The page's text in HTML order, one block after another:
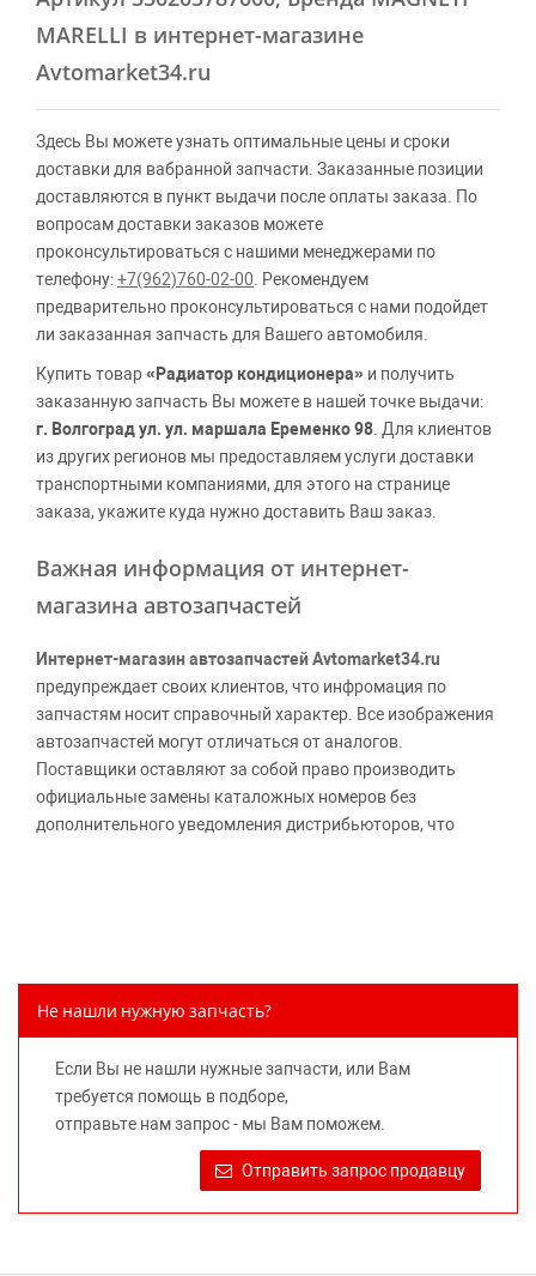
MARELLI в интернет-магазине
Avtomarket34.ru
Здесь Вы можете узнать оптимальные цены и сроки
доставки для вабранной запчасти. Заказанные позиции
доставляются в пункт выдачи после оплаты заказа. По
вопросам доставки заказов можете
проконсультироваться с нашими менеджерами по
телефону:+7(962)760-02-00 . Рекомендуем
предварительно проконсультироваться с нами подойдет
ли заказанная запчасть для Вашего автомобиля.
Купить товар«Радиатор кондиционера» и получить
заказанную запчасть Вы можете в нашей точке выдачи:
г. Волгоград ул. ул. маршала Еременко 98 . Для клиентов
из других регионов мы предоставляем услуги доставки
транспортными компаниями, для этого на странице
заказа, укажите куда нужно доставить Ваш заказ.
Важная информация от интернет-
магазина автозапчастей
Интернет-магазин автозапчастей Avtomarket34.ru
предупреждает своих клиентов, что инфромация по
запчастям носит справочный характер. Все изображения
автозапчастей могут отличаться от аналогов.
Поставщики оставляют за собой право производить
официальные замены каталожных номеров без
дополнительного уведомления дистрибьюторов, что
потребительские свойства товара. Данная информация
автомобилей и их производителей, не нарушает права
правообладателей указанных товарных знаков.
Требование предоставлять покупателю необходимую и
достоверную информацию о товаре, предлагаемом к
продаже, обеспечивающую возможность их правильного
Не нашли нужную запчасть?
Если Вы не нашли нужные запчасти, или Вам
требуется помощь в подборе,
отправьте нам запрос - мы Вам поможем.
Отправить запрос продавцу